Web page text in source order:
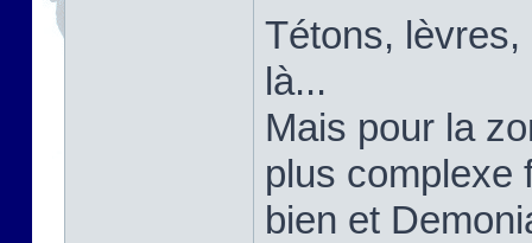
Tétons,
là...
Mais pour la
plus complexe
bien et